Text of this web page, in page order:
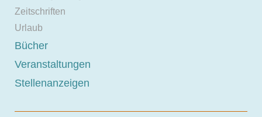
Zeitschriften
Urlaub
Bücher
Veranstaltungen
Stellenanzeigen